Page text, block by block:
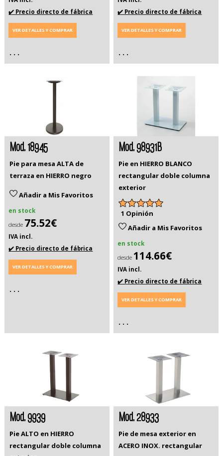
✔️ Precio directo de fábrica
VER DETALLES Y COMPRAR
. . .
✔️ Precio directo de fábrica
VER DETALLES Y COMPRAR
. . .
Mod. 18945
Pie para mesa ALTA de
terraza en HIERRO negro
Añadir a Mis Favoritos
en stock
desde 75.52€
IVA incl.
✔️ Precio directo de fábrica
VER DETALLES Y COMPRAR
. . .
Mod. 98931B
Pie en HIERRO BLANCO
rectangular doble columna
exterior
1 Opinión
Añadir a Mis Favoritos
en stock
desde 114.66€
IVA incl.
✔️ Precio directo de fábrica
VER DETALLES Y COMPRAR
. . .
Mod. 9939
Pie ALTO en HIERRO
rectangular doble columna
Mod. 28933
Pie de mesa exterior en
ACERO INOX. rectangular